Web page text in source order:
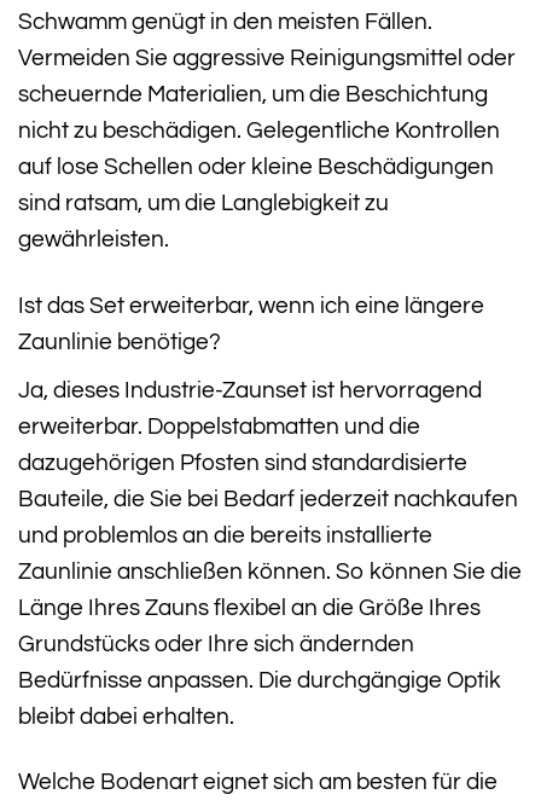
Schwamm genügt in den meisten Fällen.
Vermeiden Sie aggressive Reinigungsmittel oder
scheuernde Materialien, um die Beschichtung
nicht zu beschädigen. Gelegentliche Kontrollen
auf lose Schellen oder kleine Beschädigungen
sind ratsam, um die Langlebigkeit zu
gewährleisten.
Ist das Set erweiterbar, wenn ich eine längere
Zaunlinie benötige?
Ja, dieses Industrie-Zaunset ist hervorragend
erweiterbar. Doppelstabmatten und die
dazugehörigen Pfosten sind standardisierte
Bauteile, die Sie bei Bedarf jederzeit nachkaufen
und problemlos an die bereits installierte
Zaunlinie anschließen können. So können Sie die
Länge Ihres Zauns flexibel an die Größe Ihres
Grundstücks oder Ihre sich ändernden
Bedürfnisse anpassen. Die durchgängige Optik
bleibt dabei erhalten.
Welche Bodenart eignet sich am besten für die